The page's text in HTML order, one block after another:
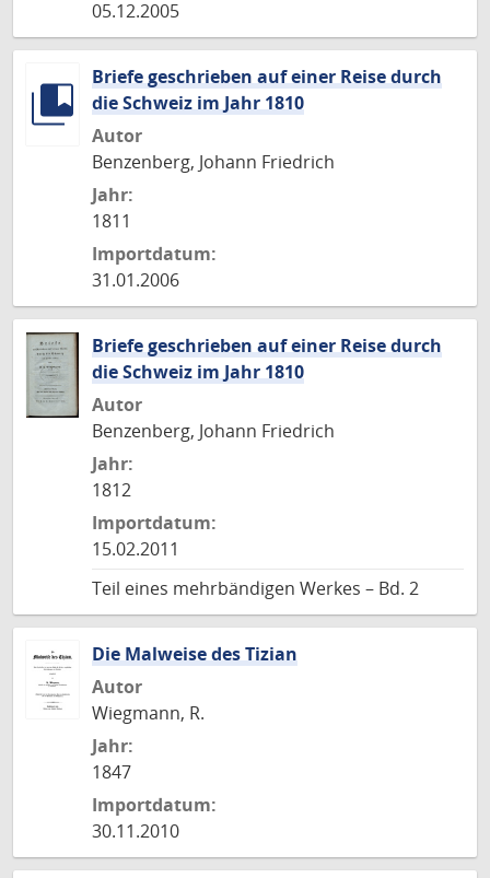
05.12.2005
Briefe geschrieben auf einer Reise durch
die Schweiz im Jahr 1810
Autor
Benzenberg, Johann Friedrich
Jahr:
1811
Importdatum:
31.01.2006
Briefe geschrieben auf einer Reise durch
die Schweiz im Jahr 1810
Autor
Benzenberg, Johann Friedrich
Jahr:
1812
Importdatum:
15.02.2011
Teil eines mehrbändigen Werkes – Bd. 2
Die Malweise des Tizian
Autor
Wiegmann, R.
Jahr:
1847
Importdatum:
30.11.2010